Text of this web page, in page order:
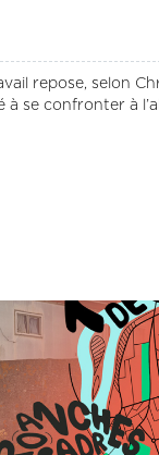
repose, selon
à se confronter à